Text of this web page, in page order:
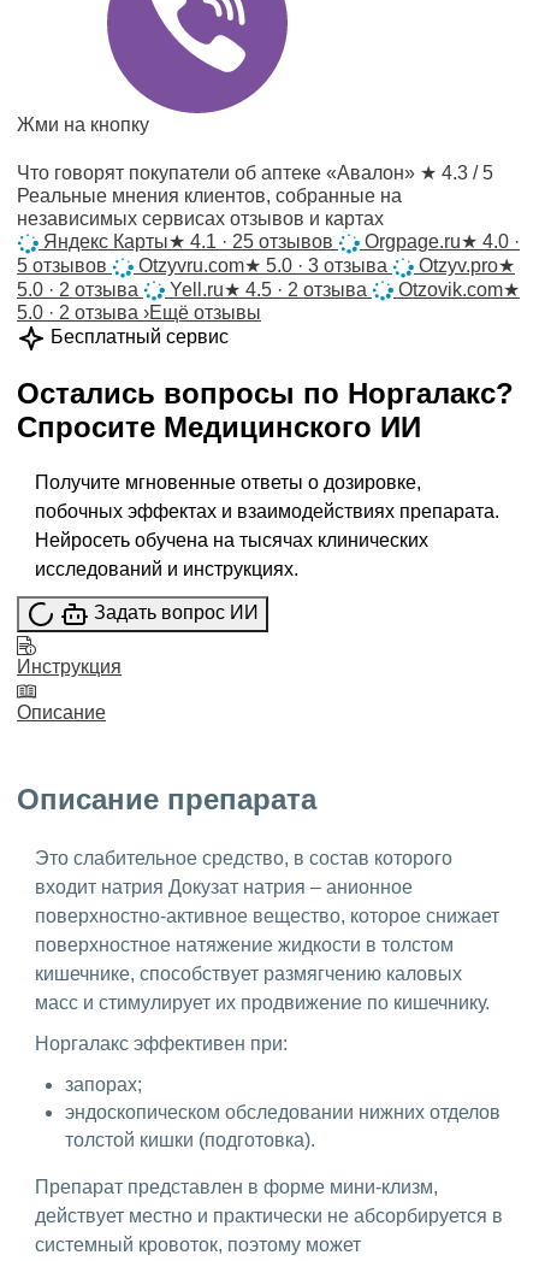
Жми на кнопку
Что говорят покупатели об аптеке «Авалон» ★ 4.3 / 5
Реальные мнения клиентов, собранные на
независимых сервисах отзывов и картах
Яндекс Карты★ 4.1 · 25 отзывов Orgpage.ru★ 4.0 ·
5 отзывов
Otzyvru.com★ 5.0 · 3 отзыва Otzyv.pro★
5.0 · 2 отзыва
Yell.ru★ 4.5 · 2 отзыва Otzovik.com★
5.0 · 2 отзыва ›Ещё отзывы
Бесплатный сервис
Остались вопросы по Норгалакс?
Спросите Медицинского ИИ
Получите мгновенные ответы о дозировке,
побочных эффектах и взаимодействиях препарата.
Нейросеть обучена на тысячах клинических
исследований и инструкциях.
Задать вопрос ИИ
Инструкция
Описание
Описание препарата
Это слабительное средство, в состав которого
входит натрия Докузат натрия – анионное
поверхностно-активное вещество, которое снижает
поверхностное натяжение жидкости в толстом
кишечнике, способствует размягчению каловых
масс и стимулирует их продвижение по кишечнику.
Норгалакс эффективен при:
запорах;
эндоскопическом обследовании нижних отделов
толстой кишки (подготовка).
Препарат представлен в форме мини-клизм,
действует местно и практически не абсорбируется в
системный кровоток, поэтому может